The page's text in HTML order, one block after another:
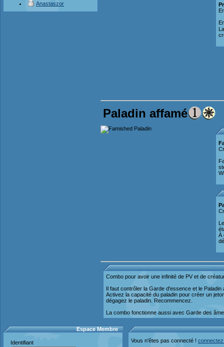
Anastaszor
Paladin affamé
À
Combo pour avoir une infinité de PV et de
Il faut contrôler la Garde d'essence et le
Activez la capacité du paladin pour créer un
dégagez le paladin. Recommencez.
La combo fonctionne aussi avec Garde des
Espace Membre
Identifiant Vous n'êtes pas connecté !